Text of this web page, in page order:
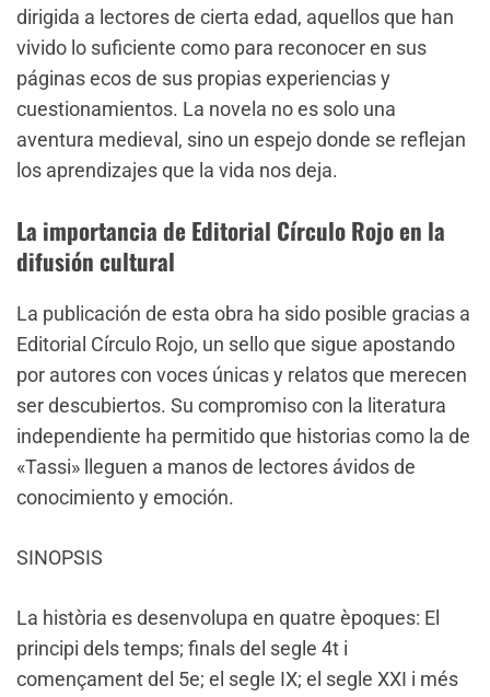
dirigida a lectores de cierta edad, aquellos que han
vivido lo suficiente como para reconocer en sus
páginas ecos de sus propias experiencias y
cuestionamientos. La novela no es solo una
aventura medieval, sino un espejo donde se reflejan
los aprendizajes que la vida nos deja.
La importancia de Editorial Círculo Rojo en la
difusión cultural
La publicación de esta obra ha sido posible gracias a
Editorial Círculo Rojo, un sello que sigue apostando
por autores con voces únicas y relatos que merecen
ser descubiertos. Su compromiso con la literatura
independiente ha permitido que historias como la de
«Tassi» lleguen a manos de lectores ávidos de
conocimiento y emoción.
SINOPSIS
La història es desenvolupa en quatre èpoques: El
principi dels temps; finals del segle 4t i
començament del 5e; el segle IX; el segle XXI i més